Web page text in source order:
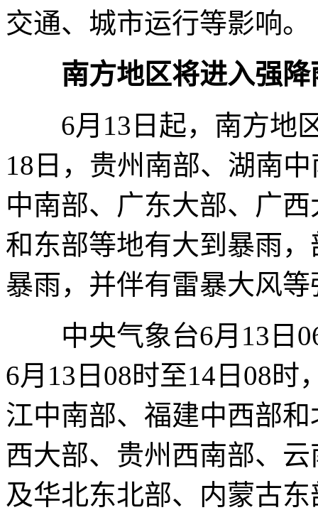
交通、城市运行等影响。
南方地区将进入强
6月13日起，南方地区
18日，贵州南部、湖南
中南部、广东大部、广
和东部等地有大到暴雨
暴雨，并伴有雷暴大风
中央气象台6月13日
6月13日08时至14日08
江中南部、福建中西部
西大部、贵州西南部、
及华北东北部、内蒙古